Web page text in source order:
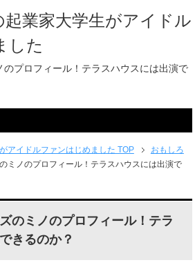
業家大学生がアイドル
した
のプロフィール！テラスハウスには出演で
アイドルファンはじめました TOP
おもしろ
ミノのプロフィール！テラスハウスには出演で
のミノのプロフィール！テラ
きるのか？